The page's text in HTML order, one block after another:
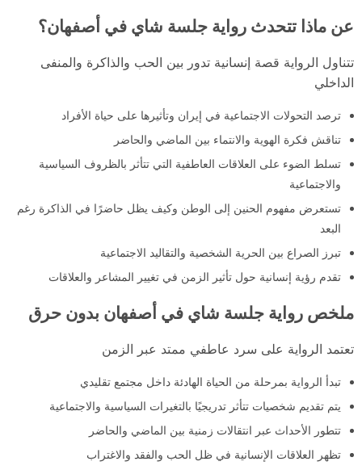
عن ماذا تتحدث رواية جلسة شاي في أصفهان؟
تتناول الرواية قصة إنسانية تدور بين الحب والذاكرة والمنفى
الداخلي
ترصد التحولات الاجتماعية في إيران وتأثيرها على حياة الأفراد
تناقش فكرة الهوية والانتماء بين الماضي والحاضر
تسلط الضوء على العلاقات العاطفية التي تتأثر بالظروف السياسية
والاجتماعية
تستعرض مفهوم الحنين إلى الوطن وكيف يظل حاضرًا في الذاكرة رغم
البعد
تبرز الصراع بين الحرية الشخصية والتقاليد الاجتماعية
تقدم رؤية إنسانية حول تأثير الزمن في تغيير المشاعر والعلاقات
ملخص رواية جلسة شاي في أصفهان بدون حرق
تعتمد الرواية على سرد عاطفي ممتد عبر الزمن
تبدأ الرواية بمرحلة من الحياة الهادئة داخل مجتمع تقليدي
يتم تقديم شخصيات تتأثر تدريجيًا بالتغيرات السياسية والاجتماعية
تتطور الأحداث عبر انتقالات زمنية بين الماضي والحاضر
تظهر العلاقات الإنسانية في ظل الحب والفقد والاغتراب